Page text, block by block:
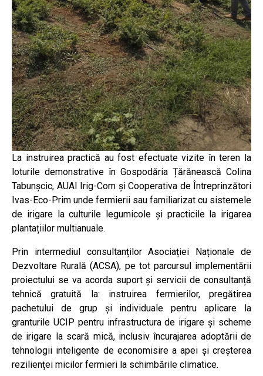
La instruirea practică au fost efectuate vizite în teren la
loturile demonstrative în Gospodăria Țărănească Colina
Tabunșcic, AUAI Irig-Com și Cooperativa de Întreprinzători
Ivas-Eco-Prim unde fermierii sau familiarizat cu sistemele
de irigare la culturile legumicole și practicile la irigarea
plantațiilor multianuale.
Prin intermediul consultanților Asociației Naționale de
Dezvoltare Rurală (ACSA), pe tot parcursul implementării
proiectului se va acorda suport și servicii de consultanță
tehnică gratuită la: instruirea fermierilor, pregătirea
pachetului de grup și individuale pentru aplicare la
granturile UCIP pentru infrastructura de irigare și scheme
de irigare la scară mică, inclusiv încurajarea adoptării de
tehnologii inteligente de economisire a apei și creșterea
rezilienței micilor fermieri la schimbările climatice.